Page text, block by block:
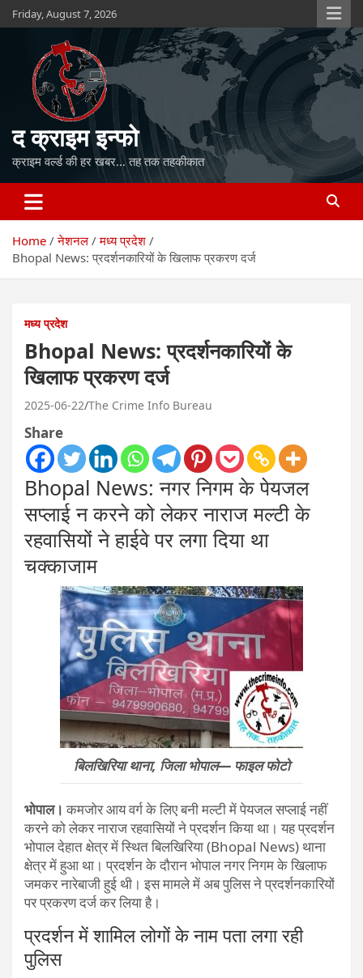
Skip
to
Friday, August 7, 2026
द क्राइम इन्फो
क्राइम वर्ल्ड की हर खबर… तह तक तहकीकात
Home नेशनल
मध्य प्रदेश
Bhopal News: प्रदर्शनकारियों के खिलाफ प्रकरण दर्ज
मध्य प्रदेश
Bhopal News: प्रदर्शनकारियों के
खिलाफ प्रकरण दर्ज
2025-06-22 The Crime Info Bureau
Share
Bhopal News: नगर निगम के पेयजल
सप्लाई न करने को लेकर नाराज मल्टी के
रहवासियों ने हाईवे पर लगा दिया था
चक्काजाम
बिलखिरिया थाना, जिला भोपाल— फाइल फोटो
भोपाल। कमजोर आय वर्ग के लिए बनी मल्टी में पेयजल सप्लाई नहीं
करने को लेकर नाराज रहवासियों ने प्रदर्शन किया था। यह प्रदर्शन
भोपाल देहात क्षेत्र में स्थित बिलखिरिया (Bhopal News) थाना
क्षेत्र में हुआ था। प्रदर्शन के दौरान भोपाल नगर निगम के खिलाफ
जमकर नारेबाजी हुई थी। इस मामले में अब पुलिस ने प्रदर्शनकारियों
पर प्रकरण दर्ज कर लिया है।
प्रदर्शन में शामिल लोगों के नाम पता लगा रही
पुलिस